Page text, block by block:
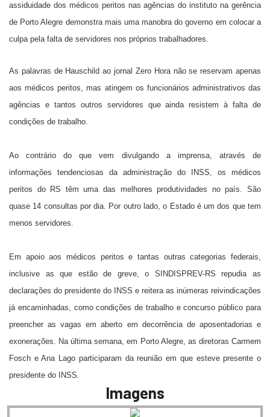
assiduidade dos médicos peritos nas agências do instituto na gerência
de Porto Alegre demonstra mais uma manobra do governo em colocar a
culpa pela falta de servidores nos próprios trabalhadores.
As palavras de Hauschild ao jornal Zero Hora não se reservam apenas
aos médicos peritos, mas atingem os funcionários administrativos das
agências e tantos outros servidores que ainda resistem à falta de
condições de trabalho.
Ao contrário do que vem divulgando a imprensa, através de
informações tendenciosas da administração do INSS, os médicos
peritos do RS têm uma das melhores produtividades no país. São
quase 14 consultas por dia. Por outro lado, o Estado é um dos que tem
menos servidores.
Em apoio aos médicos peritos e tantas outras categorias federais,
inclusive as que estão de greve, o SINDISPREV-RS repudia as
declarações do presidente do INSS e reitera as inúmeras reivindicações
já encaminhadas, como condições de trabalho e concurso público para
preencher as vagas em aberto em decorrência de aposentadorias e
exonerações. Na última semana, em Porto Alegre, as diretoras Carmem
Fosch e Ana Lago participaram da reunião em que esteve presente o
presidente do INSS.
Imagens